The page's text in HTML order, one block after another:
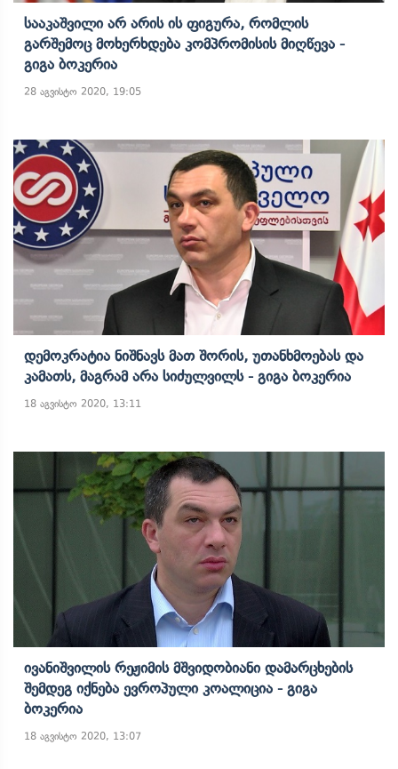
Სააკაშვილი Არ Არის Ის Ფიგურა, Რომლის
Გარშემოც Მოხერხდება Კომპრომისის Მიღწევა -
Გიგა Ბოკერია
28 აგვისტო 2020, 19:05
Დემოკრატია Ნიშნავს Მათ Შორის, Უთანხმოებას Და
Კამათს, Მაგრამ Არა Სიძულვილს - Გიგა Ბოკერია
18 აგვისტო 2020, 13:11
Ივანიშვილის Რეჟიმის Მშვიდობიანი Დამარცხების
Შემდეგ Იქნება Ევროპული Კოალიცია - Გიგა
Ბოკერია
18 აგვისტო 2020, 13:07